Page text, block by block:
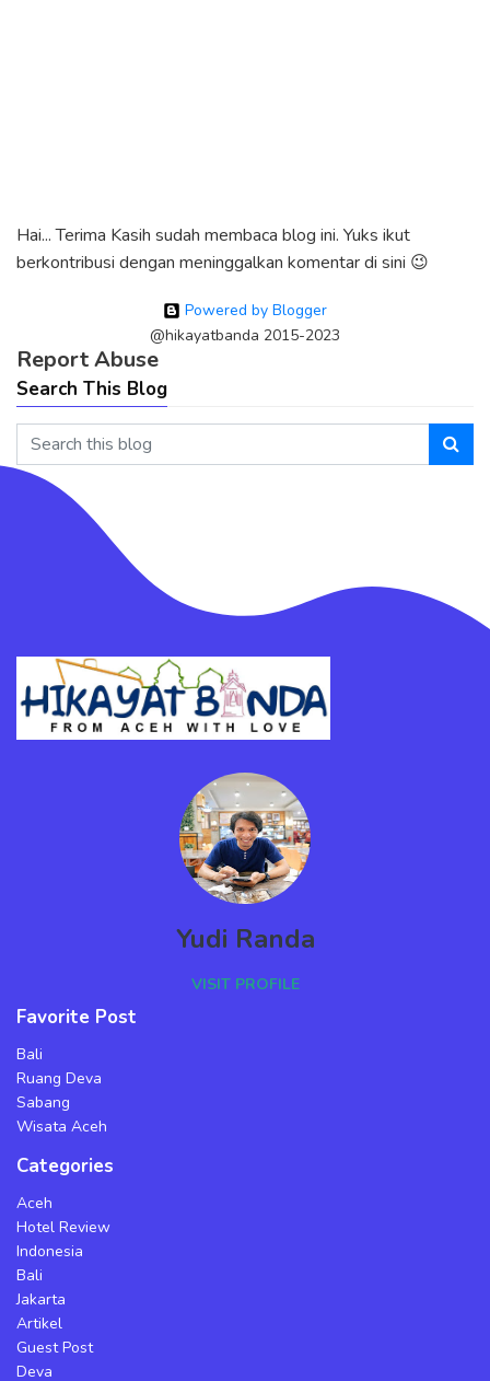
Hai... Terima Kasih sudah membaca blog ini. Yuks ikut
berkontribusi dengan meninggalkan komentar di sini 😉
Powered by Blogger
@hikayatbanda 2015-2023
Report Abuse
Search This Blog
Yudi Randa
VISIT PROFILE
Favorite Post
Bali
Ruang Deva
Sabang
Wisata Aceh
Categories
Aceh
Hotel Review
Indonesia
Bali
Jakarta
Artikel
Guest Post
Deva